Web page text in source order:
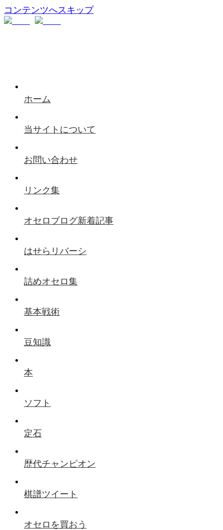
コンテンツへスキップ
ホーム
当サイトについて
お問い合わせ
リンク集
オセロブログ新着記事
はせらリバーシ
詰めオセロ集
基本戦術
豆知識
本
ソフト
定石
歴代チャンピオン
棋譜ツイート
オセロを買おう